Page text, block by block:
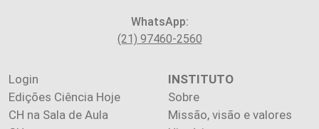
WhatsApp:
(21) 97460-2560
Login
Edições Ciência Hoje
CH na Sala de Aula
INSTITUTO
Sobre
Missão, visão e valores